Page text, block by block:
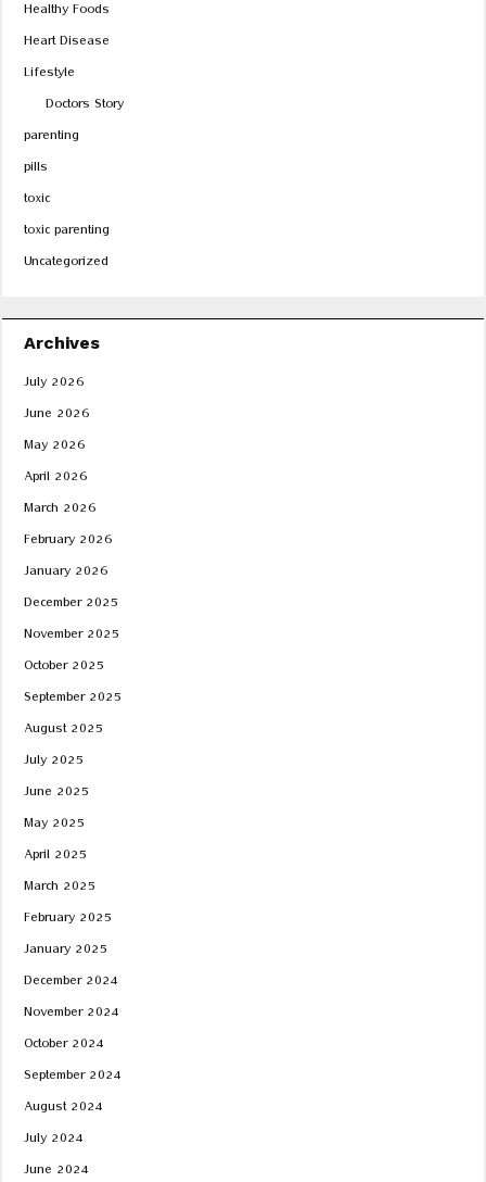
Healthy Foods
Heart Disease
Lifestyle
Doctors Story
parenting
pills
toxic
toxic parenting
Uncategorized
Archives
July 2026
June 2026
May 2026
April 2026
March 2026
February 2026
January 2026
December 2025
November 2025
October 2025
September 2025
August 2025
July 2025
June 2025
May 2025
April 2025
March 2025
February 2025
January 2025
December 2024
November 2024
October 2024
September 2024
August 2024
July 2024
June 2024